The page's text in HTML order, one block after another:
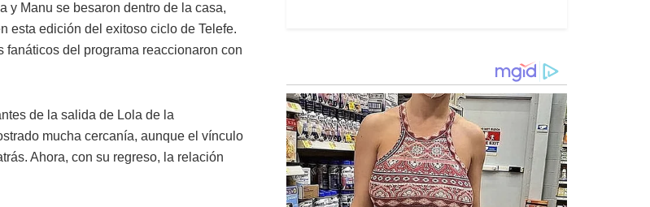
y Manu se besaron dentro de la casa,
esta edición del exitoso ciclo de Telefe.
del programa reaccionaron con
de la salida de Lola de la
mucha cercanía, aunque el vínculo
Ahora, con su regreso, la relación